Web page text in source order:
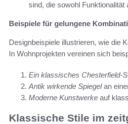
sind, die sowohl
Beispiele für gelungene
Designbeispiele illustrieren, wie die
In Wohnprojekten vereinen sich
Ein klassisches Chesterfield-
Antik wirkende Spiegelan
Moderne Kunstwerke auf
Klassische Stile im